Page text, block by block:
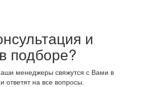
и
подборе?
менеджеры свяжутся с Вами в
ответят на все вопросы.